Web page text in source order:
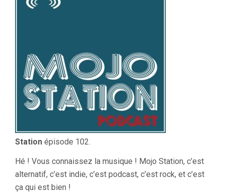
Station épisode 102.
Hé ! Vous connaissez la musique ! Mojo Station, c’est
alternatif, c’est indie, c’est podcast, c’est rock, et c’est
ça qui est bien !